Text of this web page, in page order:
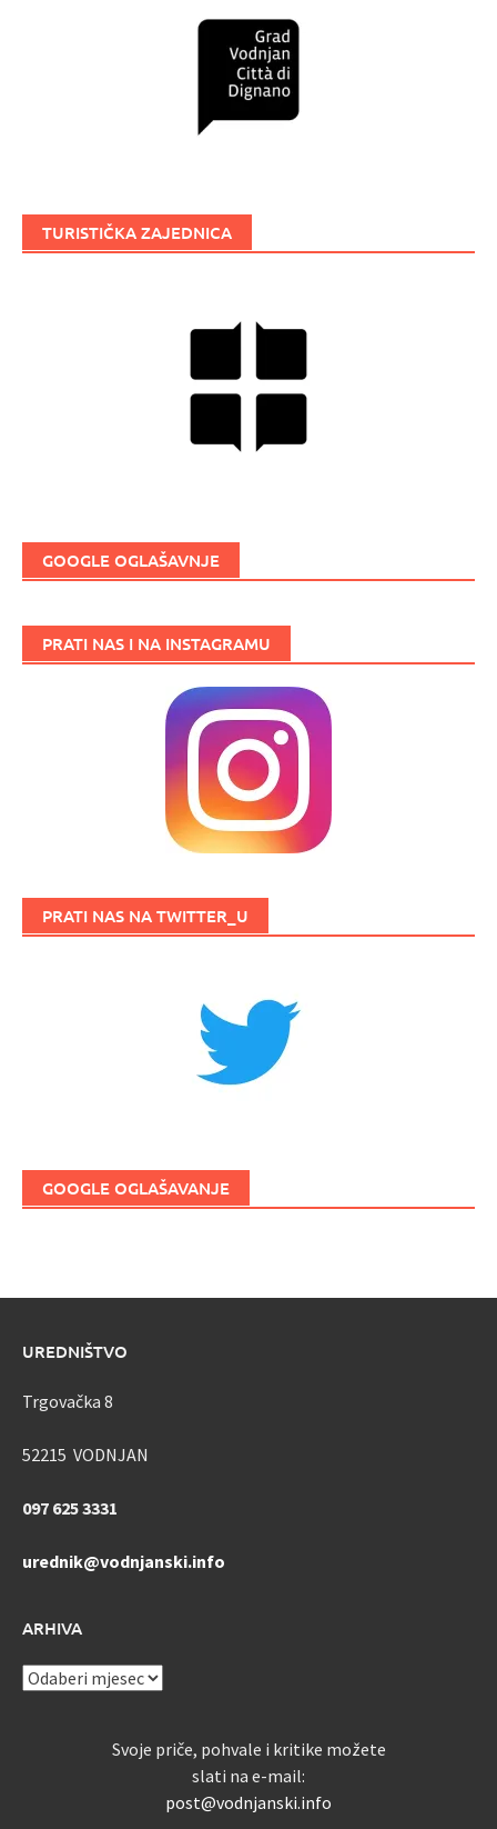
TURISTIČKA ZAJEDNICA
GOOGLE OGLAŠAVNJE
PRATI NAS I NA INSTAGRAMU
PRATI NAS NA TWITTER_U
GOOGLE OGLAŠAVANJE
UREDNIŠTVO
Trgovačka 8
52215 VODNJAN
097 625 3331
urednik@vodnjanski.info
ARHIVA
ARHIVA
Svoje priče, pohvale i kritike možete
slati na e-mail:
post@vodnjanski.info